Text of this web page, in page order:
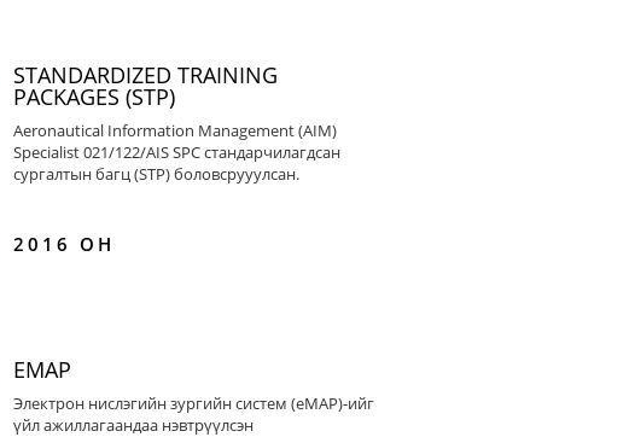
STANDARDIZED TRAINING
PACKAGES (STP)
Aeronautical Information Management (AIM)
Specialist 021/122/AIS SPC стандарчилагдсан
сургалтын багц (STP) боловсрууулсан.
2016 ОН
EMAP
Электрон нислэгийн зургийн систем (eMAP)-ийг
үйл ажиллагаандаа нэвтрүүлсэн